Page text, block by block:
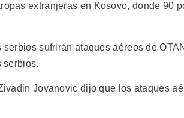
extranjeras en Kosovo, donde 90
sufrirán ataques aéreos de
serbios.
Jovanovic dijo que los ataques